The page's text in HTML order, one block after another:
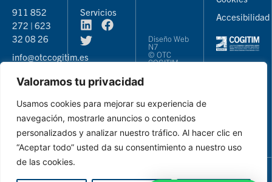
Valoramos tu privacidad
Usamos cookies para mejorar su experiencia de
navegación, mostrarle anuncios o contenidos
personalizados y analizar nuestro tráfico. Al hacer clic en
“Aceptar todo” usted da su consentimiento a nuestro uso
de las cookies.
911 852
272 | 623
32 08 26
info@otccogitim.es
Servicios
Diseño Web
N7
© OTC
COGITIM
Accesibilidad